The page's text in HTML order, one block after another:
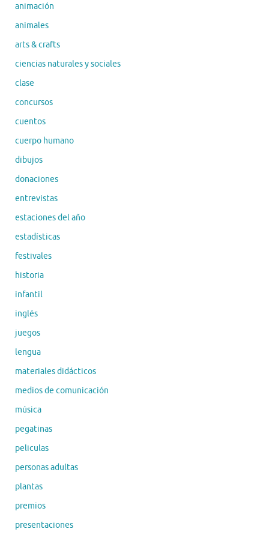
animación
animales
arts & crafts
ciencias naturales y sociales
clase
concursos
cuentos
cuerpo humano
dibujos
donaciones
entrevistas
estaciones del año
estadísticas
festivales
historia
infantil
inglés
juegos
lengua
materiales didácticos
medios de comunicación
música
pegatinas
peliculas
personas adultas
plantas
premios
presentaciones